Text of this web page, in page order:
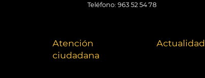
Teléfono: 963 52 54 78
Atención
ciudadana
Actualidad